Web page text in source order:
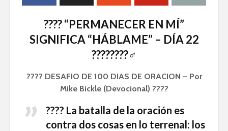
????️ “PERMANECER EN MÍ”
SIGNIFICA “HÁBLAME” – DÍA 22
????????‍♂️
???? DESAFIO DE 100 DIAS DE ORACION – Por
Mike Bickle (Devocional) ????
???? La batalla de la oración es
contra dos cosas en lo terrenal: los